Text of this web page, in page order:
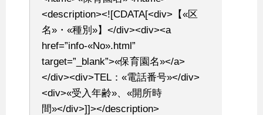
<description><![CDATA[<div>【«区
名»・«種別»】</div><div><a
href=”info-«No».html”
target=”_blank”>«保育園名»</a>
</div><div>TEL：«電話番号»</div>
<div>«受入年齢»、«開所時
間»</div>]]></description>